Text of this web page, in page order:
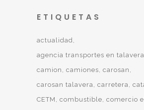
ETIQUETAS
actualidad
agencia transportes en talavera
camion
camiones carosan
carosan talavera carretera
CETM
combustible comercio